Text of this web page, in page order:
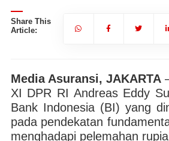
Share This
Article:
Media Asuransi, JAKARTA
XI DPR RI Andreas Eddy
Bank Indonesia (BI) yang
pada pendekatan
menghadapi pelemahan